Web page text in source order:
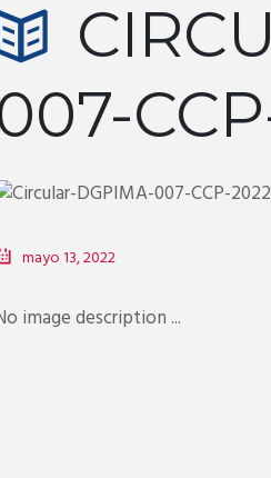
mayo 13, 2022
image description ...